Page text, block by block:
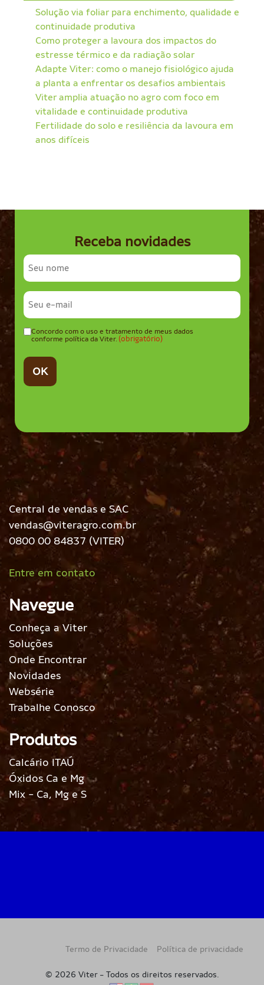
Solução via foliar para enchimento, qualidade e
continuidade produtiva
Como proteger a lavoura dos impactos do
estresse térmico e da radiação solar
Adapte Viter: como o manejo fisiológico ajuda
a planta a enfrentar os desafios ambientais
Viter amplia atuação no agro com foco em
vitalidade e continuidade produtiva
Fertilidade do solo e resiliência da lavoura em
anos difíceis
Receba novidades
Consentir
Concordo com o uso e tratamento de meus dados
conforme política da Viter. (obrigatório)
Central de vendas e SAC
vendas@viteragro.com.br
0800 00 84837 (VITER)
Entre em contato
Navegue
Conheça a Viter
Soluções
Onde Encontrar
Novidades
Websérie
Trabalhe Conosco
Produtos
Calcário ITAÚ
Óxidos Ca e Mg
Mix - Ca, Mg e S
Política de privacidade
Termo de Privacidade
© 2026 Viter - Todos os direitos reservados.